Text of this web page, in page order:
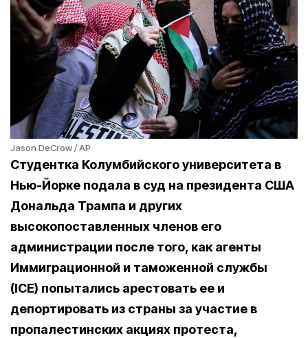
Jason DeCrow / AP
Студентка Колумбийского университета в
Нью-Йорке подала в суд на президента США
Дональда Трампа и других
высокопоставленных членов его
администрации после того, как агенты
Иммиграционной и таможенной службы
(ICE) попытались арестовать ее и
депортировать из страны за участие в
пропалестинских акциях протеста,